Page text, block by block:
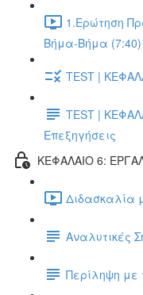
1.Ερώτηση
Βήμα-Βήμα (7:40)
TEST |
TEST |
Επεξηγήσεις
ΚΕΦΑΛΑΙΟ 6:
Διδασκαλία
Αναλυτικές
Περίληψη με